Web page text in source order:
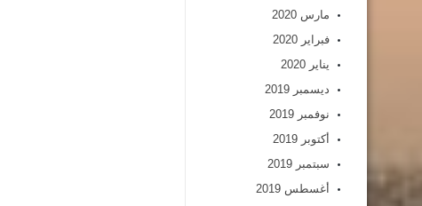
مارس 2020
فبراير 2020
يناير 2020
ديسمبر 2019
نوفمبر 2019
أكتوبر 2019
سبتمبر 2019
أغسطس 2019